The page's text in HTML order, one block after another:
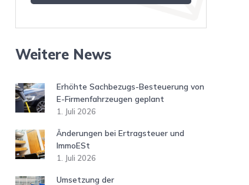
Weitere News
Erhöhte Sachbezugs-Besteuerung von
E-Firmenfahrzeugen geplant
1. Juli 2026
Änderungen bei Ertragsteuer und
ImmoESt
1. Juli 2026
Umsetzung der